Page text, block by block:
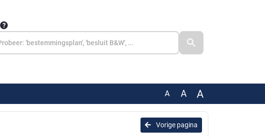
A A A
Vorige pagina